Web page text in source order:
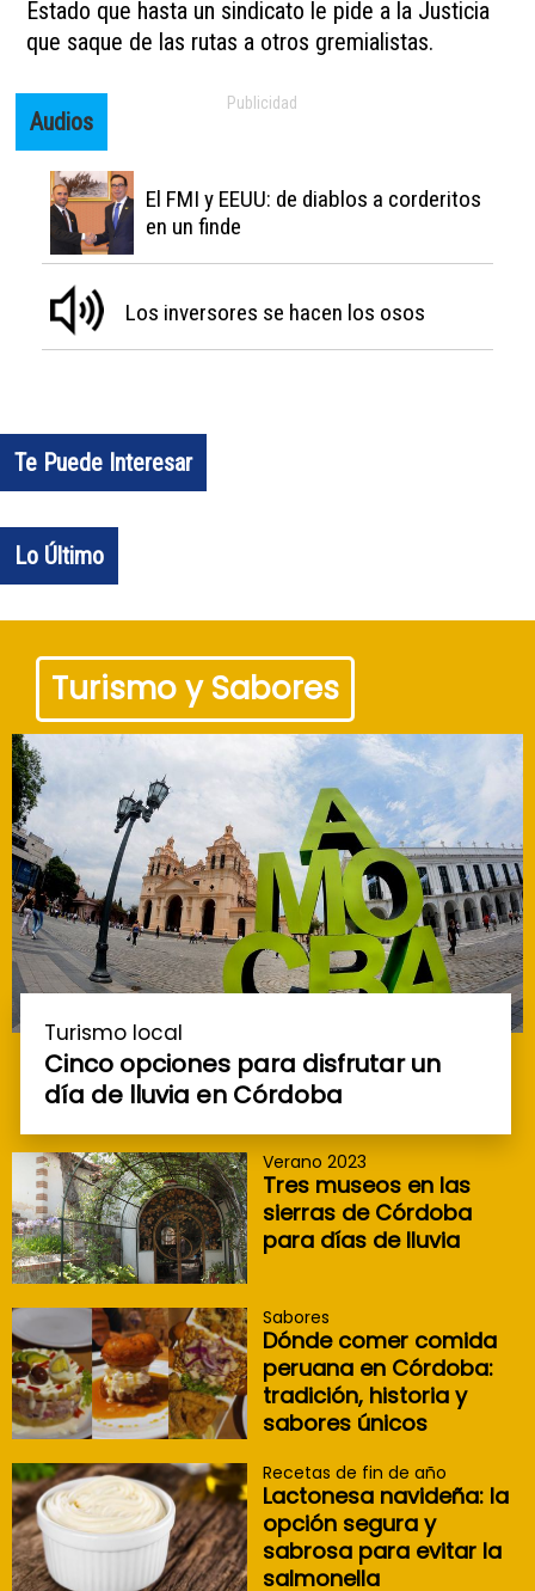
Estado que hasta un sindicato le pide a la Justicia
que saque de las rutas a otros gremialistas.
Audios
El FMI y EEUU: de diablos a corderitos
en un finde
Los inversores se hacen los osos
Te Puede Interesar
Lo Último